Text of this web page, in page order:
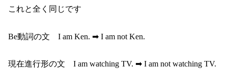
これと全く同じです
Be動詞の文 I am Ken. ➡︎ I am not Ken.
現在進行形の文 I am watching TV. ➡︎ I am not watching TV.